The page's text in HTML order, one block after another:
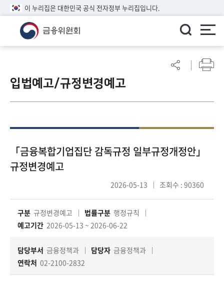
이 누리집은 대한민국 공식 전자정부 누리집입니다.
린
이알
참
여
마
정
책
정
입법예고/규정변경예고
「금융복합기업집단 감독규정 일부규정개정안」
규정변경예고
2026-05-13 조회수 : 90360
구분 규정변경예고 법률구분 행정규칙
예고기간 2026-05-13 ~ 2026-06-22
담당부서 금융정책과 담당자 금융정책과
연락처 02-2100-2832